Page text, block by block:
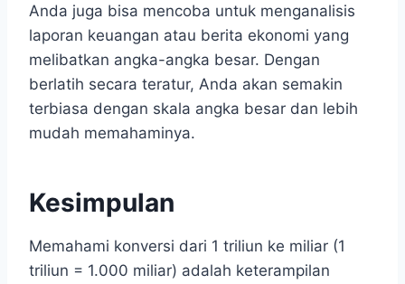
Anda juga bisa mencoba untuk menganalisis
laporan keuangan atau berita ekonomi yang
melibatkan angka-angka besar. Dengan
berlatih secara teratur, Anda akan semakin
terbiasa dengan skala angka besar dan lebih
mudah memahaminya.
Kesimpulan
Memahami konversi dari 1 triliun ke miliar (1
triliun = 1.000 miliar) adalah keterampilan